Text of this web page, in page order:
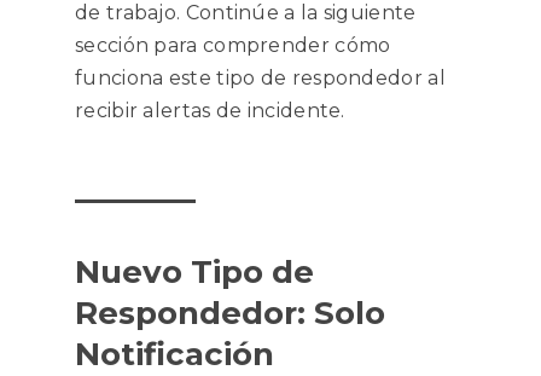
de trabajo. Continúe a la siguiente
sección para comprender cómo
funciona este tipo de respondedor al
recibir alertas de incidente.
Nuevo Tipo de
Respondedor: Solo
Notificación